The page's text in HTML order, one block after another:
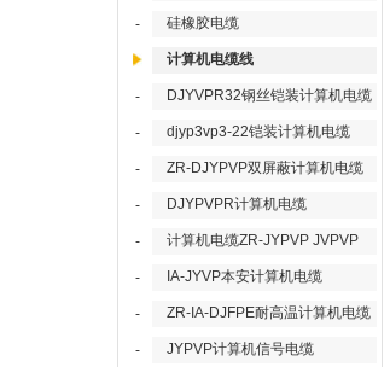
- 硅橡胶电缆
计算机电缆线
- DJYVPR32钢丝铠装计算机电缆
- djyp3vp3-22铠装计算机电缆
- ZR-DJYPVP双屏蔽计算机电缆
- DJYPVPR计算机电缆
- 计算机电缆ZR-JYPVP JVPVP
- IA-JYVP本安计算机电缆
- ZR-IA-DJFPE耐高温计算机电缆
- JYPVP计算机信号电缆